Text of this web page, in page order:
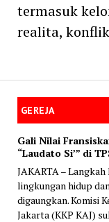
GEREJA
Gali Nilai
“Laudato Si’” di
JAKARTA –
lingkungan hidup
digaungkan. Komisi
Jakarta (KKP KAJ)
termasuk
realita,